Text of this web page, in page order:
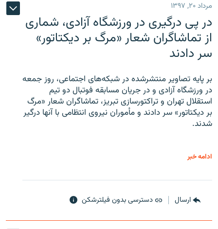
مرداد ۲۰, ۱۳۹۷
در پی درگیری در ورزشگاه آزادی، شماری
از تماشاگران شعار «مرگ بر دیکتاتور»
سر دادند
بر پایه تصاویر منتشرشده در شبکه‌های اجتماعی، روز جمعه
در ورزشگاه آزادی و در جریان مسابقه فوتبال دو تیم
استقلال تهران و تراکتورسازی تبریز، تماشاگران شعار «مرگ
بر دیکتاتور» سر دادند و مأموران نیروی انتظامی با آنها درگیر
شدند.
ادامه خبر
ارسال دسترسی بدون فیلترشکن